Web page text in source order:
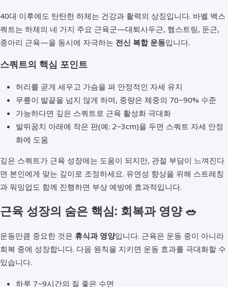
40대 이후에도 탄탄한 하체는 건강과 활력의 상징입니다. 바벨 백스
쿼트는 하체의 네 가지 주요 근육군—대퇴사두근, 햄스트링, 둔근,
종아리 근육—을 동시에 자극하는 전신 복합 운동입니다.
스쿼트의 핵심 포인트
허리를 곧게 세우고 가슴을 펴 안정적인 자세 유지
무릎이 발끝을 넘지 않게 하며, 중량은 체중의 70~90% 수준
가능하다면 깊은 스쿼트로 근육 활성화 극대화
발뒤꿈치 아래에 작은 판(예: 2~3cm)을 두면 스쿼트 자세 안정
화에 도움
깊은 스쿼트가 근육 성장에는 도움이 되지만, 관절 부담이 느껴진다
면 본인에게 맞는 깊이로 조정하세요. 유연성 향상을 위해 스트레칭
과 워밍업도 함께 진행하면 부상 예방에 효과적입니다.
근육 성장의 숨은 핵심: 회복과 영양 🥗
운동만큼 중요한 것은 휴식과 영양입니다. 근육은 운동 중이 아니라
회복 중에 성장합니다. 다음 원칙을 지키면 운동 효과를 극대화할 수
있습니다.
하루 7~9시간의 질 좋은 수면